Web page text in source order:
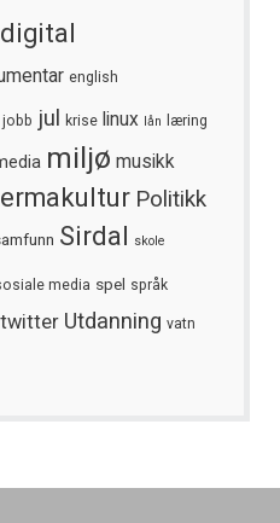
digital
english
jobb jul krise linux lån læring
miljø musikk
Politikk
Sirdal skole
media spel språk
twitter Utdanning vatn